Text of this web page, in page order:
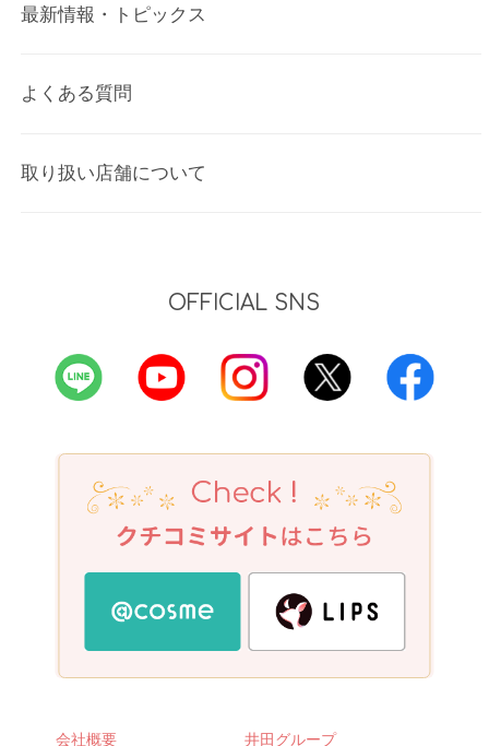
最新情報・トピックス
よくある質問
取り扱い店舗について
OFFICIAL SNS
会社概要 井田グループ